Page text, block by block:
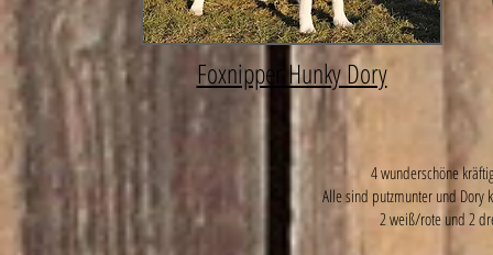
Foxnipper Hunky Dory
4 wunderschöne
Alle sind putzmunter und
2 weiß/rote und 2